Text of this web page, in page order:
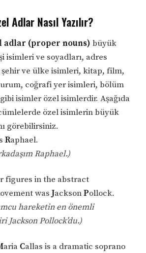
Adlar Nasıl Yazılır?
adlar (proper nouns) büyük
isimleri ve soyadları, adres
ve ülke isimleri, kitap, film,
coğrafi yer isimleri, bölüm
isimler özel isimlerdir. Aşağıda
özel isimlerin büyük
görebilirsiniz.
Raphael.
Raphael.)
figures in the abstract
wasJacksonPollock.
hareketin en önemli
Pollock’du.)
aria Callas is a dramatic soprano